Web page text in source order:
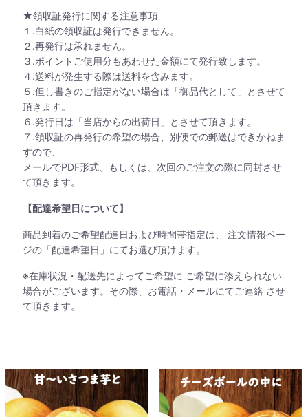
★領収証発行に関する注意事項
１.白紙の領収証は発行できません。
２.再発行は承れません。
３.ポイントご使用分もあわせた金額にて発行致します。
４.送料が発生する際は送料を含みます。
５.但し書きのご指定がない場合は「御品代として」とさせて
頂きます。
６.発行日は「当店からの出荷日」とさせて頂きます。
７.領収証の再発行の希望の場合、別便での郵送はできかねま
すので、
メールでPDF形式、もしくは、次回のご注文の際に同封させ
て頂きます。
【配達希望日について】
商品到着のご希望配達日および時間帯指定は、 注文情報ペー
ジの「配達希望日」にてお選び頂けます。
※在庫状況・配送先によってご希望に ご希望に添えられない
場合がございます。その際、お電話・メールにてご連絡 させ
て頂きます。